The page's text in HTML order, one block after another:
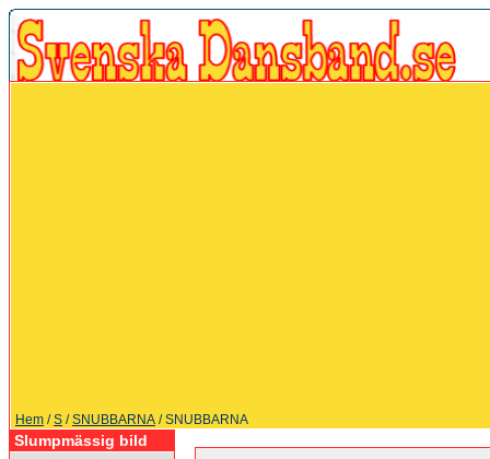
Hem /S /SNUBBARNA / SNUBBARNA
Slumpmässig bild